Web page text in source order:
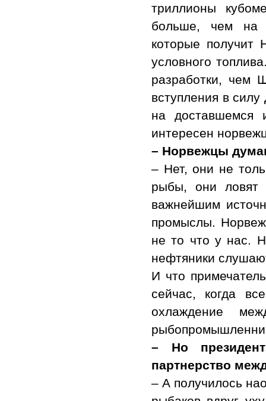
триллионы
больше, чем на
которые получит
условного
разработки, чем
вступления в силу
на
интересен
– Норвежцы
– Нет, они не
рыбы, они ловят
важнейшим
промыслы.
не то что у нас.
нефтяники
И что
сейчас, когда
охлаждение
– Но
партнерство
– А получилось